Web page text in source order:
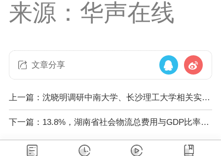
来源：华声在线
文章分享
上一篇：沈晓明调研中南大学、长沙理工大学相关实验
室
下一篇：13.8%，湖南省社会物流总费用与GDP比率实